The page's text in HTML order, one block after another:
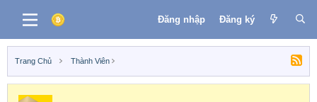
Đăng nhập Đăng ký
Trang Chủ Thành Viên